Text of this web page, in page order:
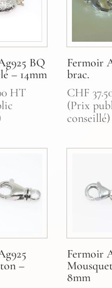
BQ
– 14mm
HT
Fermoir
brac.
CHF
(Prix
conseillé)
–
Fermoir
8mm